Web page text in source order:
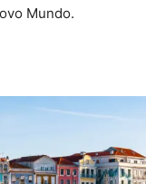
Mundo.